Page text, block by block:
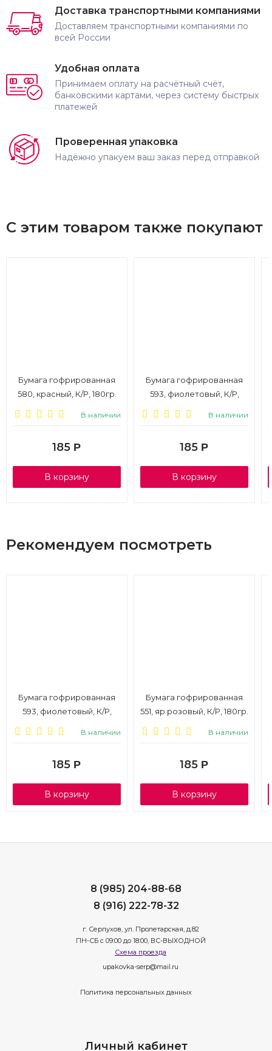
Доставка транспортными компаниями
Доставляем транспортными компаниями по
всей России
Удобная оплата
Принимаем оплату на расчётный счёт,
банковскими картами, через систему быстрых
платежей
Проверенная упаковка
Надёжно упакуем ваш заказ перед отправкой
С этим товаром также покупают
Бумага гофрированная
580, красный, К/Р, 180гр.
В наличии
185 Р
В корзину
Бумага гофрированная
593, фиолетовый, К/Р,
В наличии
185 Р
В корзину
Рекомендуем посмотреть
Бумага гофрированная
593, фиолетовый, К/Р,
В наличии
185 Р
В корзину
Бумага гофрированная
551, яр.розовый, К/Р, 180гр.
В наличии
185 Р
В корзину
8 (985) 204-88-68
8 (916) 222-78-32
г. Серпухов, ул. Пролетарская, д.82
ПН-СБ с 09:00 до 18:00, ВС-ВЫХОДНОЙ
Схема проезда
upakovka-serp@mail.ru
Политика персональных данных
Личный кабинет